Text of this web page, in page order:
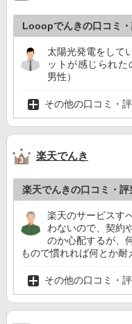
Looopでんきの口コミ・
太陽光発電をして
ットが感じられ
男性）
その他の口コミ・評
楽天でんき
楽天でんきの口コミ・評
楽天のサービスす
わないので、契約
のか心配するが、
もので慣れれば何とか耐
その他の口コミ・評